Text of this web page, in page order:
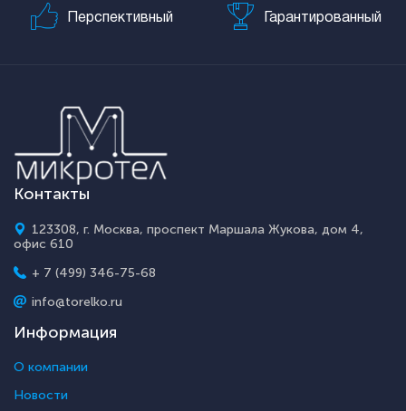
Перспективный Гарантированный
Контакты
123308, г. Москва, проспект Маршала Жукова, дом 4,
офис 610
+ 7 (499) 346-75-68
info@torelko.ru
Информация
О компании
Новости